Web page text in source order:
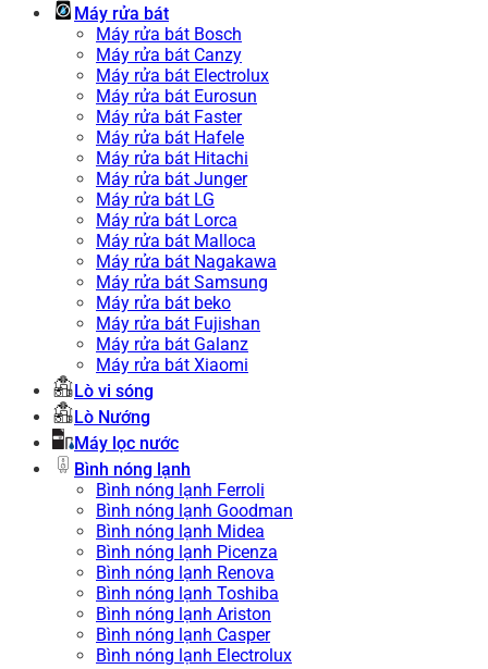
Máy rửa bát
Máy rửa bát Bosch
Máy rửa bát Canzy
Máy rửa bát Electrolux
Máy rửa bát Eurosun
Máy rửa bát Faster
Máy rửa bát Hafele
Máy rửa bát Hitachi
Máy rửa bát Junger
Máy rửa bát LG
Máy rửa bát Lorca
Máy rửa bát Malloca
Máy rửa bát Nagakawa
Máy rửa bát Samsung
Máy rửa bát beko
Máy rửa bát Fujishan
Máy rửa bát Galanz
Máy rửa bát Xiaomi
Lò vi sóng
Lò Nướng
Máy lọc nước
Bình nóng lạnh
Bình nóng lạnh Ferroli
Bình nóng lạnh Goodman
Bình nóng lạnh Midea
Bình nóng lạnh Picenza
Bình nóng lạnh Renova
Bình nóng lạnh Toshiba
Bình nóng lạnh Ariston
Bình nóng lạnh Casper
Bình nóng lạnh Electrolux